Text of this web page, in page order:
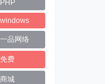
PHP
windows
一品网络
免费
商城